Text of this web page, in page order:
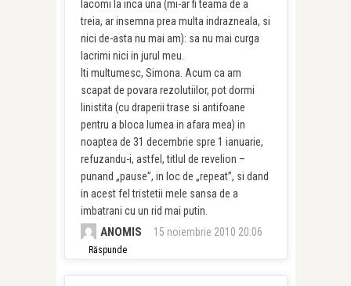
lacomi la inca una (mi-ar fi teama de a
treia, ar insemna prea multa indrazneala, si
nici de-asta nu mai am): sa nu mai curga
lacrimi nici in jurul meu.
Iti multumesc, Simona. Acum ca am
scapat de povara rezolutiilor, pot dormi
linistita (cu draperii trase si antifoane
pentru a bloca lumea in afara mea) in
noaptea de 31 decembrie spre 1 ianuarie,
refuzandu-i, astfel, titlul de revelion –
punand „pause”, in loc de „repeat”, si dand
in acest fel tristetii mele sansa de a
imbatrani cu un rid mai putin.
ANOMIS 15 noiembrie 2010 20:06
Răspunde